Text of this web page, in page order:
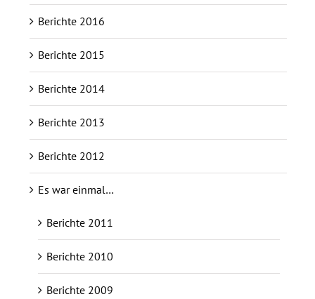
Berichte 2016
Berichte 2015
Berichte 2014
Berichte 2013
Berichte 2012
Es war einmal…
Berichte 2011
Berichte 2010
Berichte 2009